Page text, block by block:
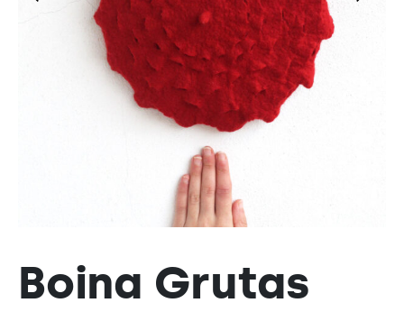
Boina Grutas